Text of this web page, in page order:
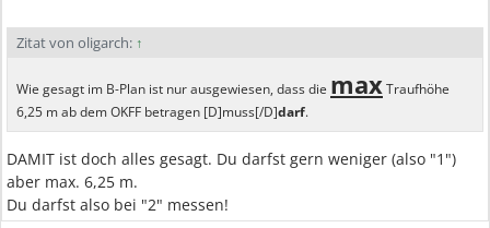
Zitat von oligarch: ↑
Wie gesagt im B-Plan ist nur ausgewiesen, dass die maxTraufhöhe
6,25 m ab dem OKFF betragen [D]muss[/D]darf.
DAMIT ist doch alles gesagt. Du darfst gern weniger (also "1")
aber max. 6,25 m.
Du darfst also bei "2" messen!